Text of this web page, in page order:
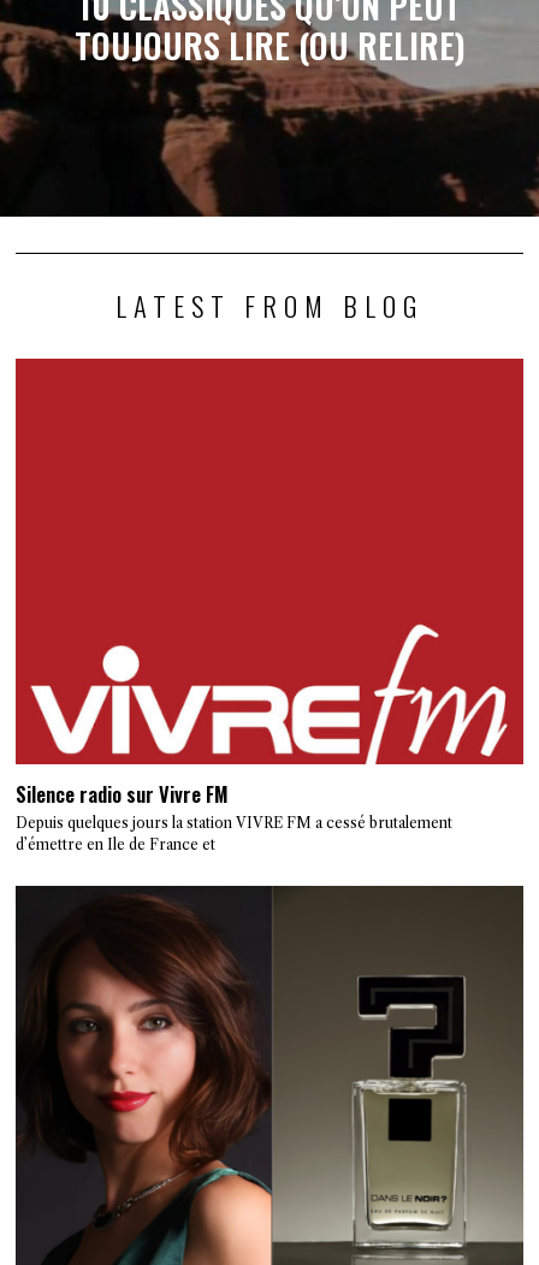
TOUJOURS LIRE (OU RELIRE)
LATEST FROM BLOG
Silence radio sur Vivre FM
Depuis quelques jours la station VIVRE FM a cessé brutalement
d’émettre en Ile de France et